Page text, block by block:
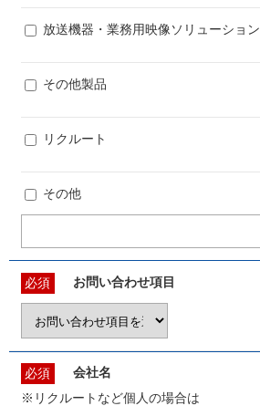
放送機器・業務用映像ソリューション
その他製品
リクルート
その他
必須 お問い合わせ項目
必須
会社名
※リクルートなど個人の場合は